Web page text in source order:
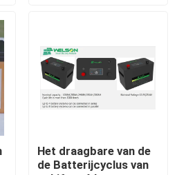
Het draagbare van de
de Batterijcyclus van